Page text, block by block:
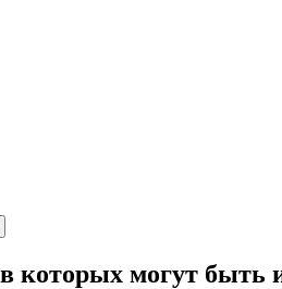
которых могут быть